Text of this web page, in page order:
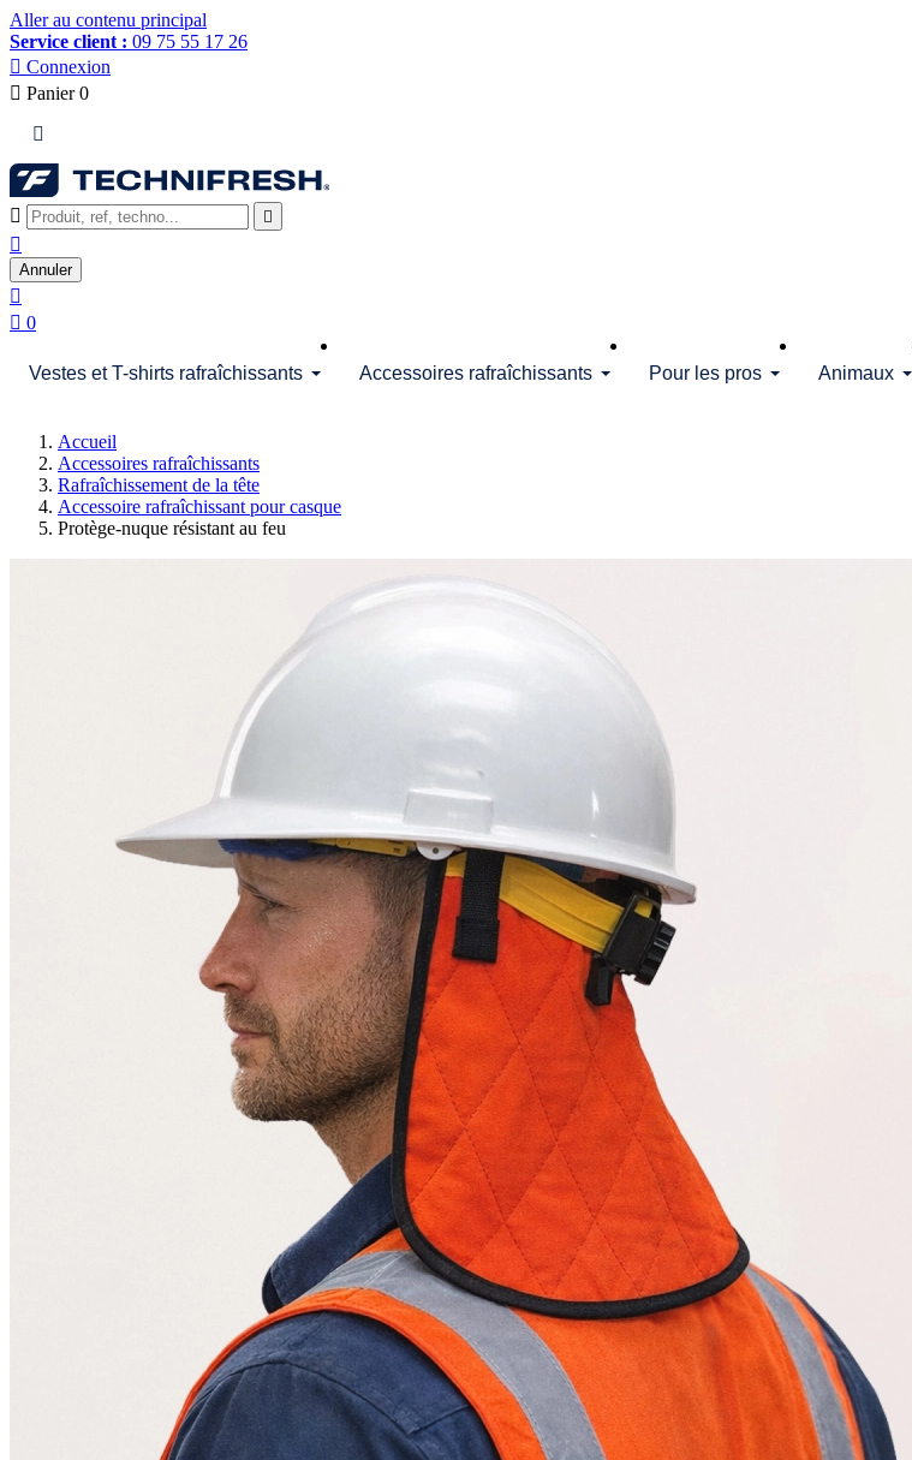
Aller au contenu principal
Service client : 09 75 55 17 26
 Connexion
 Panier 0

 

Annuler

 0
Vestes et T-shirts rafraîchissants Accessoires rafraîchissants Pour les pros Animaux
Accueil
Accessoires rafraîchissants
Rafraîchissement de la tête
Accessoire rafraîchissant pour casque
Protège-nuque résistant au feu